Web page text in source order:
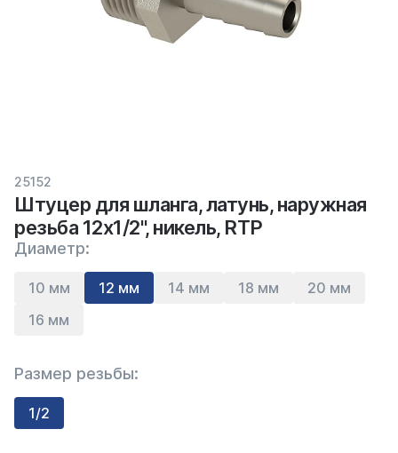
25152
Штуцер для шланга, латунь, наружная
резьба 12х1/2", никель, RTP
Диаметр:
10 мм 12 мм 14 мм 18 мм
20 мм
16 мм
Размер резьбы:
1/2